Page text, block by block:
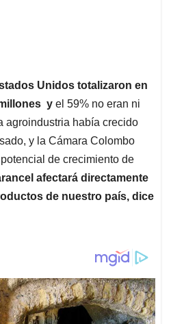
Unidos totalizaron en
y el 59% no eran ni
agroindustria había crecido
y la Cámara Colombo
de crecimiento de
afectará directamente
de nuestro país, dice